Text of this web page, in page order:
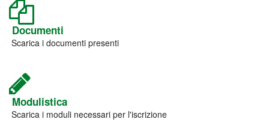
Documenti
Scarica i documenti presenti
Modulistica
Scarica i moduli necessari per l'iscrizione